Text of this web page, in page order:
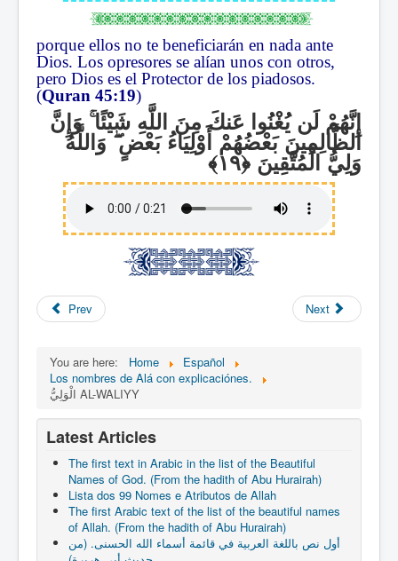
porque ellos no te beneficiarán en nada ante
Dios. Los opresores se alían unos con otros,
pero Dios es el Protector de los piadosos.
(Quran 45:19)
إِنَّهُمْ لَن يُغْنُوا عَنكَ مِنَ اللَّهِ شَيْئًاۚوَإِنَّ
الظَّالِمِينَ بَعْضُهُمْ أَوْلِيَاءُ بَعْضٍۖوَاللَّهُ
وَلِيُّ الْمُتَّقِينَ
Prev Next
You are here: Home
Español
Los nombres de Alá con explicaciónes.
الْوَلِيُّ AL-WALIYY
Latest Articles
The first text in Arabic in the list of the Beautiful
Names of God. (From the hadith of Abu Hurairah)
Lista dos 99 Nomes e Atributos de Allah
The first Arabic text of the list of the beautiful names
of Allah. (From the hadith of Abu Hurairah)
أول نص باللغة العربية في قائمة أسماء الله الحسنى. (من